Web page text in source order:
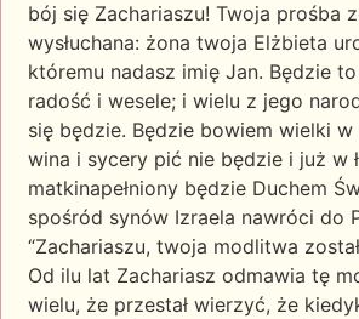
bój się Zachariaszu! Twoja prośba
wysłuchana: żona twoja Elżbieta
któremu nadasz imię Jan. Będzie
radość i wesele; i wielu z jego
się będzie. Będzie bowiem wielki w
wina i sycery pić nie będzie i już w
matkinapełniony będzie Duchem
spośród synów Izraela nawróci do
“Zachariaszu, twoja modlitwa
Od ilu lat Zachariasz odmawia tę
wielu, że przestał wierzyć, że